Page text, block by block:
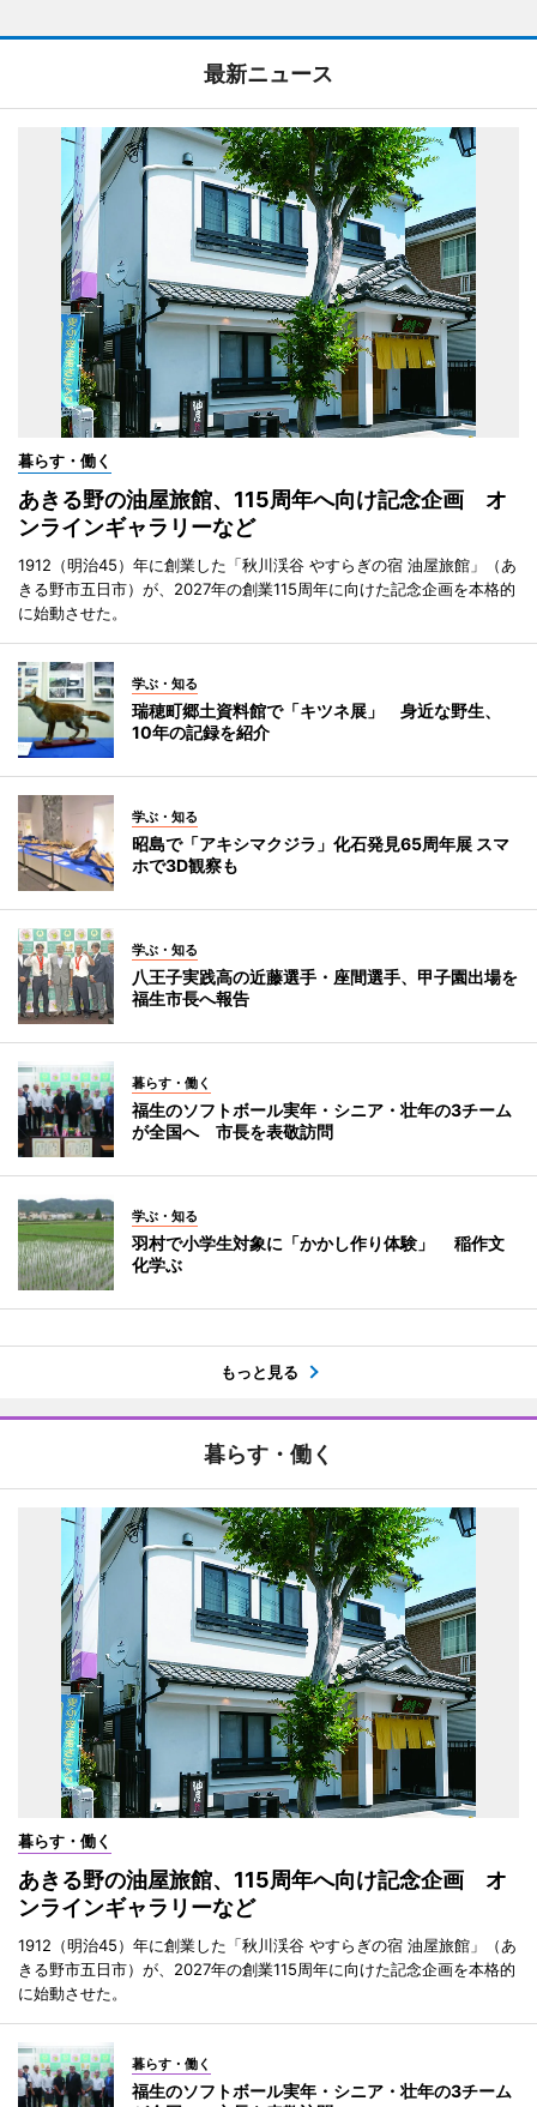
最新ニュース
暮らす・働く
あきる野の油屋旅館、115周年へ向け記念企画 オ
ンラインギャラリーなど
1912（明治45）年に創業した「秋川渓谷 やすらぎの宿 油屋旅館」（あ
きる野市五日市）が、2027年の創業115周年に向けた記念企画を本格的
に始動させた。
学ぶ・知る
瑞穂町郷土資料館で「キツネ展」 身近な野生、
10年の記録を紹介
学ぶ・知る
昭島で「アキシマクジラ」化石発見65周年展 スマ
ホで3D観察も
学ぶ・知る
八王子実践高の近藤選手・座間選手、甲子園出場を
福生市長へ報告
暮らす・働く
福生のソフトボール実年・シニア・壮年の3チーム
が全国へ 市長を表敬訪問
学ぶ・知る
羽村で小学生対象に「かかし作り体験」 稲作文
化学ぶ
もっと見る
暮らす・働く
暮らす・働く
あきる野の油屋旅館、115周年へ向け記念企画 オ
ンラインギャラリーなど
1912（明治45）年に創業した「秋川渓谷 やすらぎの宿 油屋旅館」（あ
きる野市五日市）が、2027年の創業115周年に向けた記念企画を本格的
に始動させた。
暮らす・働く
福生のソフトボール実年・シニア・壮年の3チーム